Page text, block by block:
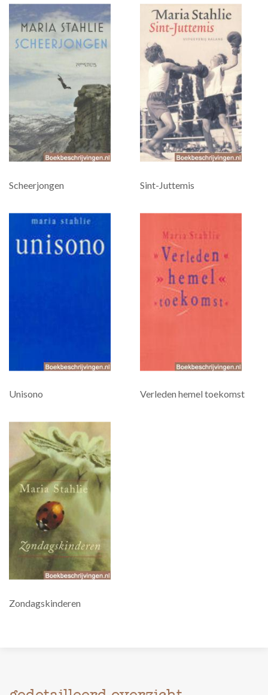
Scheerjongen Sint-Juttemis
Unisono Verleden hemel toekomst
Zondagskinderen